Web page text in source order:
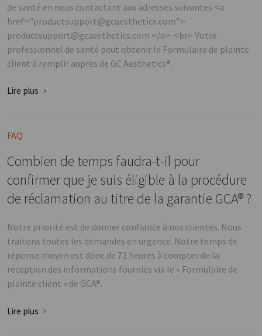
de santé en nous contactant aux adresses suivantes <a
href="productsupport@gcaesthetics.com">
productsupport@gcaesthetics.com </a>. <br> Votre
professionnel de santé peut obtenir le Formulaire de plainte
client à remplir auprès de GC Aesthetics®.
Lire plus
FAQ
Combien de temps faudra-t-il pour
confirmer que je suis éligible à la procédure
de réclamation au titre de la garantie GCA® ?
Notre priorité est de donner confiance à nos clientes. Nous
traitons toutes les demandes en urgence. Notre temps de
réponse moyen est donc de 72 heures à compter de la
réception des informations fournies via le « Formulaire de
plainte client » de GCA®.
Lire plus